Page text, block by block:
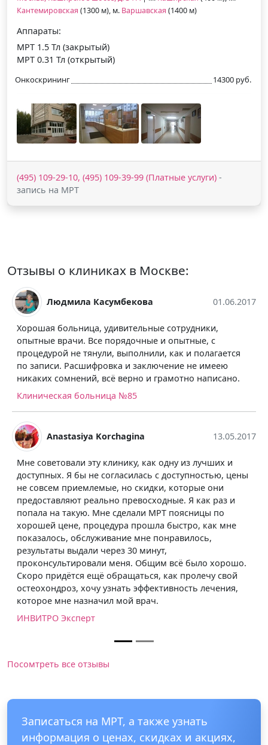
Кантемировская (1300 м), м. Варшавская (1400 м)
Аппараты:
МРТ 1.5 Тл (закрытый)
МРТ 0.31 Тл (открытый)
Онкоскрининг 14300 руб.
(495) 109-29-10, (495) 109-39-99 (Платные услуги) -
запись на МРТ
Отзывы о клиниках в Москве:
Касумбекова 01.06.2017
удивительные сотрудники,
Все порядочные и опытные, с
тянули, выполнили, как и полагается
и заключение не имеею
всё верно и грамотно написано.
больница №85
Korchagina 13.05.2017
эту клинику, как одну из лучших и
бы не согласилась с доступностью, цены
но скидки, которые они
реально превосходные. Я как раз и
Мне сделали МРТ поясницы по
процедура прошла быстро, как мне
обслуживание мне понравилось,
через 30 минут,
меня. Общим всё было хорошо.
ещё обращаться, как пролечу свой
хочу узнать эффективность лечения,
назначил мой врач.
Оксана
Хорошие
поясницы,
объяснили
бессонными
Клиническая
Посомтреть все отзывы
Записаться на МРТ, а также узнать
информация о ценах, скидках и акциях,